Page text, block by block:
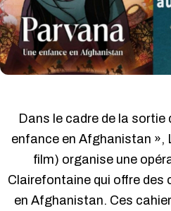
Dans le cadre de la sortie
enfance en Afghanistan »,
film) organise une
Clairefontaine qui offre des
en Afghanistan. Ces